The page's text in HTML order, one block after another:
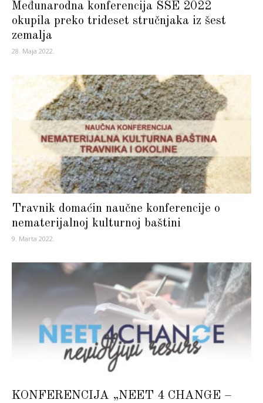
Međunarodna konferencija SSE 2022
okupila preko trideset stručnjaka iz šest
zemalja
28. Maja 2022.
Travnik domaćin naučne konferencije o
nematerijalnoj kulturnoj baštini
9. Marta 2022.
KONFERENCIJA „NEET 4 CHANGE –